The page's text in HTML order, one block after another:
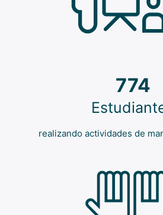
774
realizando actividades de